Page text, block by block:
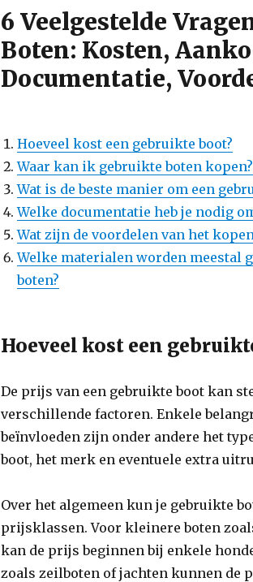
6 Veelgestelde
Boten: Kosten,
Documentatie,
Hoeveel kost een gebruikte boot?
Waar kan ik gebruikte boten kopen?
Wat is de beste manier om een
Welke documentatie heb je nodig
Wat zijn de voordelen van het
Welke materialen worden meestal
boten?
Hoeveel kost een
De prijs van een gebruikte boot kan
verschillende factoren. Enkele
beïnvloeden zijn onder andere het
boot, het merk en eventuele extra
Over het algemeen kun je gebruikte
prijsklassen. Voor kleinere boten
kan de prijs beginnen bij enkele
zoals zeilboten of jachten kunnen de